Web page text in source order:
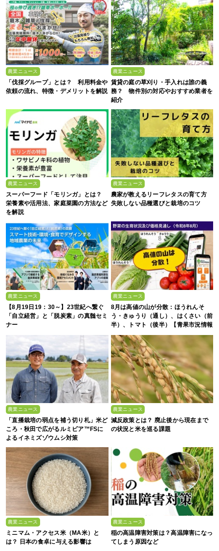
農業ニュース
「伐採グループ」とは？ 利用料金や
依頼の流れ、特徴・デメリットを解説
農業ニュース
賃貸の庭の草刈り・手入れは誰の義
務？ 物件別の対応やおすすめ業者を
紹介
農業ニュース
スーパーフード「モリンガ」とは？
栄養素や活用法、家庭菜園の方法など
を解説
農業ニュース
農家が教えるリーフレタスの育て方
失敗しない品種選びと栽培のコツ
農業ニュース
【8月19日19：30～】23世紀へ繋ぐ
「自立経営」と「脱炭素」の真髄セミ
ナー
農業ニュース
8月は高値の山が分散：ほうれんそ
う・きゅうり（通し）、はくさい（前
半）、トマト（後半）【青果市況情報
アプリ「YAOYASAN」】
農業ニュース
「直播栽培の弱点を補う切り札」米ど
ころ・秋田で広がるルミビア™FSに
よるイネミズゾウムシ対策
農業ニュース
減反政策とは？ 廃止後から現在まで
の状況と米を巡る課題
農業ニュース
ミニマム・アクセス米（MA米）と
は？ 日本の食卓に与える影響は
農業ニュース
稲の高温障害対策は？高温障害になっ
てしまう原因など